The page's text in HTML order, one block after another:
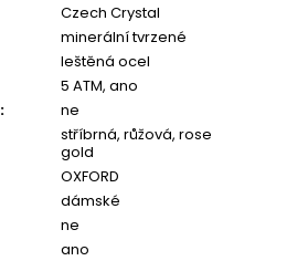
Czech Crystal
minerální tvrzené
leštěná ocel
5 ATM, ano
:
ne
stříbrná, růžová, rose
gold
OXFORD
dámské
ne
ano